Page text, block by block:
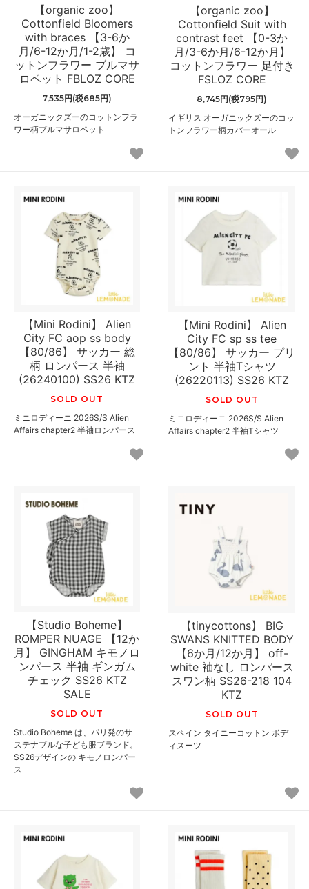
【organic zoo】
Cottonfield Bloomers
with braces 【3-6か
月/6-12か月/1-2歳】 コ
ットンフラワー ブルマサ
ロペット FBLOZ CORE
7,535円(税685円)
オーガニックズーのコットンフラ
ワー柄ブルマサロペット
【organic zoo】
Cottonfield Suit with
contrast feet 【0-3か
月/3-6か月/6-12か月】
コットンフラワー 足付き
FSLOZ CORE
8,745円(税795円)
イギリス オーガニックズーのコッ
トンフラワー柄カバーオール
【Mini Rodini】 Alien
City FC aop ss body
【80/86】 サッカー 総
柄 ロンパース 半袖
(26240100) SS26 KTZ
SOLD OUT
ミニロディーニ 2026S/S Alien
Affairs chapter2 半袖ロンパース
【Mini Rodini】 Alien
City FC sp ss tee
【80/86】 サッカー プリ
ント 半袖Tシャツ
(26220113) SS26 KTZ
SOLD OUT
ミニロディーニ 2026S/S Alien
Affairs chapter2 半袖Tシャツ
【Studio Boheme】
ROMPER NUAGE 【12か
月】 GINGHAM キモノロ
ンパース 半袖 ギンガム
チェック SS26 KTZ
SALE
SOLD OUT
Studio Boheme は、パリ発のサ
ステナブルな子ども服ブランド。
SS26デザインの キモノロンパー
ス
【tinycottons】 BIG
SWANS KNITTED BODY
【6か月/12か月】 off-
white 袖なし ロンパース
スワン柄 SS26-218 104
KTZ
SOLD OUT
スペイン タイニーコットン ボデ
ィスーツ